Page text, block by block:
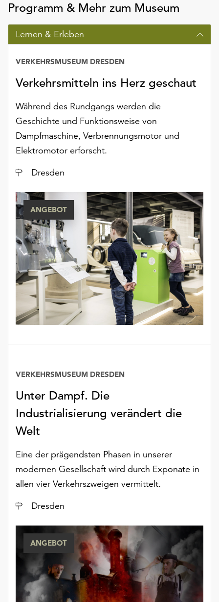
anpassen,
erreichen
Sie
die
über
Schaltfläche
Weitere
Informationen
finden
Sie
unserer
oder
dem
Impressum
Programm & Mehr zum Museum
Lernen & Erleben
Verkehrsmitteln ins Herz geschaut
VERKEHRSMUSEUM DRESDEN
Während des Rundgangs werden die
Geschichte und Funktionsweise von
Dampfmaschine, Verbrennungsmotor und
Elektromotor erforscht.
Ort
Dresden
ANGEBOT
Unter Dampf. Die
Industrialisierung verändert die
Welt
VERKEHRSMUSEUM DRESDEN
Eine der prägendsten Phasen in unserer
modernen Gesellschaft wird durch Exponate in
allen vier Verkehrszweigen vermittelt.
Ort
Dresden
ANGEBOT